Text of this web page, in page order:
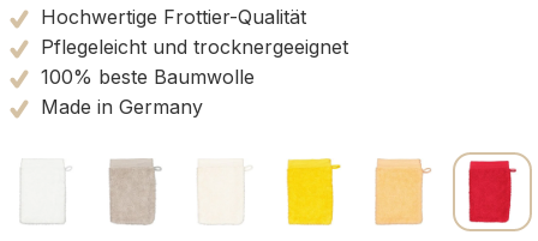
Hochwertige Frottier-Qualität
Pflegeleicht und trocknergeeignet
100% beste Baumwolle
Made in Germany